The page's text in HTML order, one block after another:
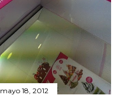
mayo 18, 2012